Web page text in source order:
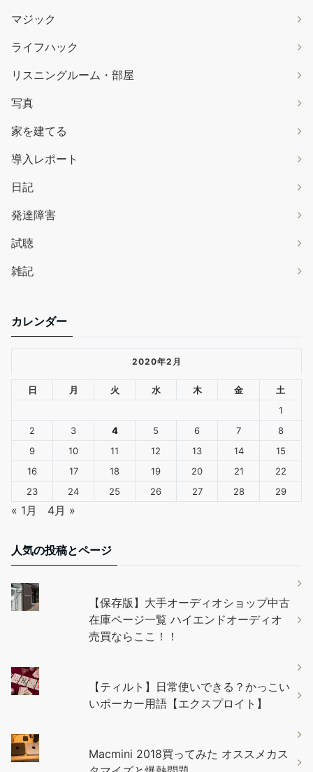
マジック
ライフハック
リスニングルーム・部屋
写真
家を建てる
導入レポート
日記
発達障害
試聴
雑記
カレンダー
2020年2月
日 月 火 水 木 金
土
1
2
3 4 5 6 7
8
9
10 11 12 13 14
15
16
17 18 19 20 21
22
23
24 25 26 27 28 29
« 1月 4月 »
人気の投稿とページ
【保存版】大手オーディオショップ中古
在庫ページ一覧 ハイエンドオーディオ
売買ならここ！！
【ティルト】日常使いできる？かっこい
いポーカー用語【エクスプロイト】
Macmini 2018買ってみた オススメカス